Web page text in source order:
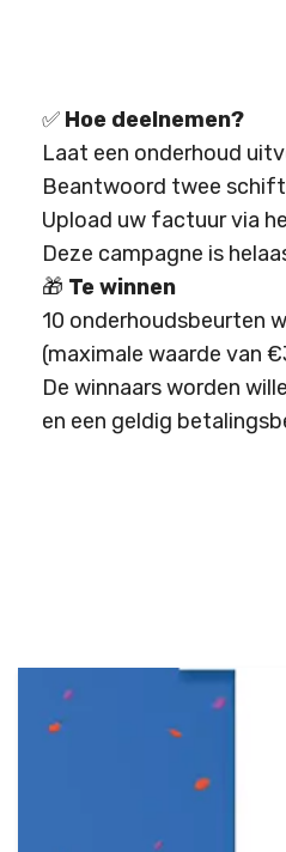
✅ Hoe deelnemen?
Laat een onderhoud
Beantwoord twee
Upload uw factuur via
Deze campagne is
🎁 Te winnen
10 onderhoudsbeurten
(maximale waarde van
De winnaars worden
en een geldig